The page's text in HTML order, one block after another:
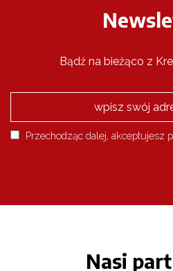
Bądź na bieżąco z
Przechodząc dalej, akceptujesz
Nasi